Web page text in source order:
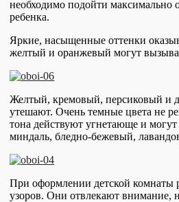
необходимо подойти максимально
ребенка.
Яркие, насыщенные оттенки
желтый и оранжевый могут
Желтый, кремовый, персиковый и
утешают. Очень темные цвета не
тона действуют угнетающе и
миндаль, бледно-бежевый,
При оформлении детской комнаты
узоров. Они отвлекают внимание,